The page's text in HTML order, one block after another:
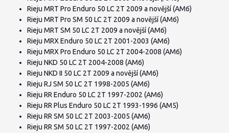
Rieju MRT Pro Enduro 50 LC 2T 2009 a novější (AM6)
Rieju MRT Pro SM 50 LC 2T 2009 a novější (AM6)
Rieju MRT SM 50 LC 2T 2009 a novější (AM6)
Rieju MRX Enduro 50 LC 2T 2001-2003 (AM6)
Rieju MRX Pro Enduro 50 LC 2T 2004-2008 (AM6)
Rieju NKD 50 LC 2T 2004-2008 (AM6)
Rieju NKD II 50 LC 2T 2009 a novější (AM6)
Rieju RJ SM 50 LC 2T 1998-2005 (AM6)
Rieju RR Enduro 50 LC 2T 1997-2002 (AM6)
Rieju RR Plus Enduro 50 LC 2T 1993-1996 (AM5)
Rieju RR SM 50 LC 2T 2003-2005 (AM6)
Rieju RR SM 50 LC 2T 1997-2002 (AM6)